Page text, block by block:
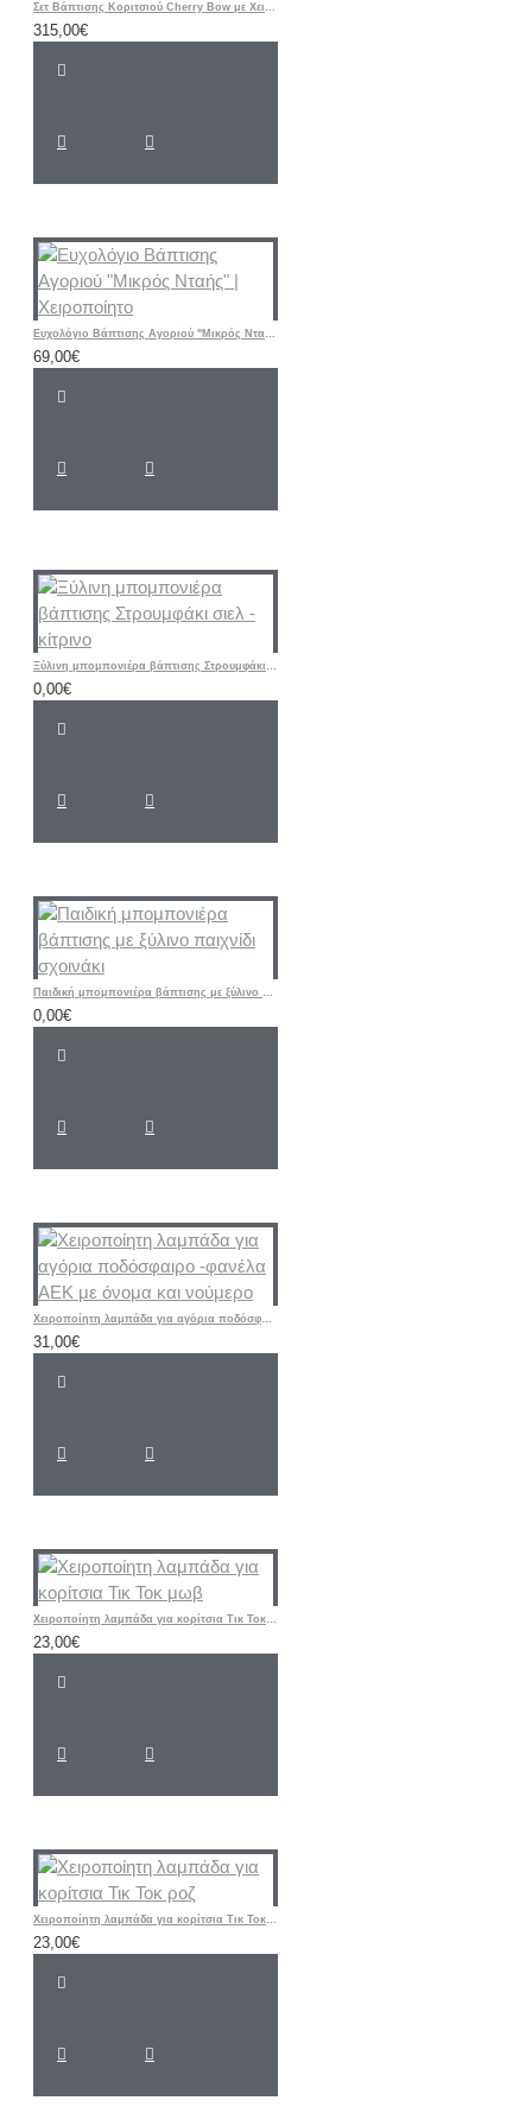
Σετ Βάπτισης Κοριτσιού Cherry Bow με Χειροποίητη Ζωγραφισμένη Βαλίτσα Τρόλεϊ
315,00€
Ευχολόγιο Βάπτισης Αγοριού "Μικρός Νταής" | Χειροποίητο
69,00€
Ξύλινη μπομπονιέρα βάπτισης Στρουμφάκι σιελ - κίτρινο
0,00€
Παιδική μπομπονιέρα βάπτισης με ξύλινο παιχνίδι σχοινάκι
0,00€
Χειροποίητη λαμπάδα για αγόρια ποδόσφαιρο -φανέλα ΑΕΚ με όνομα και νούμερο
31,00€
Χειροποίητη λαμπάδα για κορίτσια Τικ Τοκ μωβ
23,00€
Χειροποίητη λαμπάδα για κορίτσια Τικ Τοκ ροζ
23,00€